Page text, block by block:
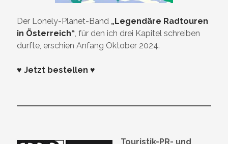
Der Lonely-Planet-Band „Legendäre Radtouren
in Österreich“ , für den ich drei Kapitel schreiben
durfte, erschien Anfang Oktober 2024.
♥ Jetzt bestellen ♥
Touristik-PR- und